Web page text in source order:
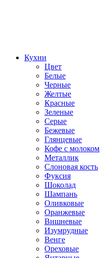
Кухни
Цвет
Белые
Черные
Желтые
Красные
Зеленые
Серые
Бежевые
Глянцевые
Кофе с молоком
Металлик
Слоновая кость
Фуксия
Шоколад
Шампань
Оливковые
Оранжевые
Вишневые
Изумрудные
Венге
Ореховые